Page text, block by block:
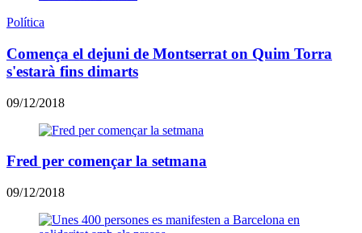
Política
Comença el dejuni de Montserrat on Quim Torra
s'estarà fins dimarts
09/12/2018
Fred per començar la setmana
09/12/2018